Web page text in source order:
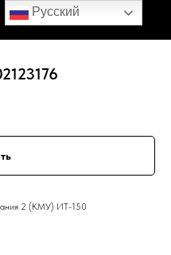
Русский
2 (КМУ) ИТ-150